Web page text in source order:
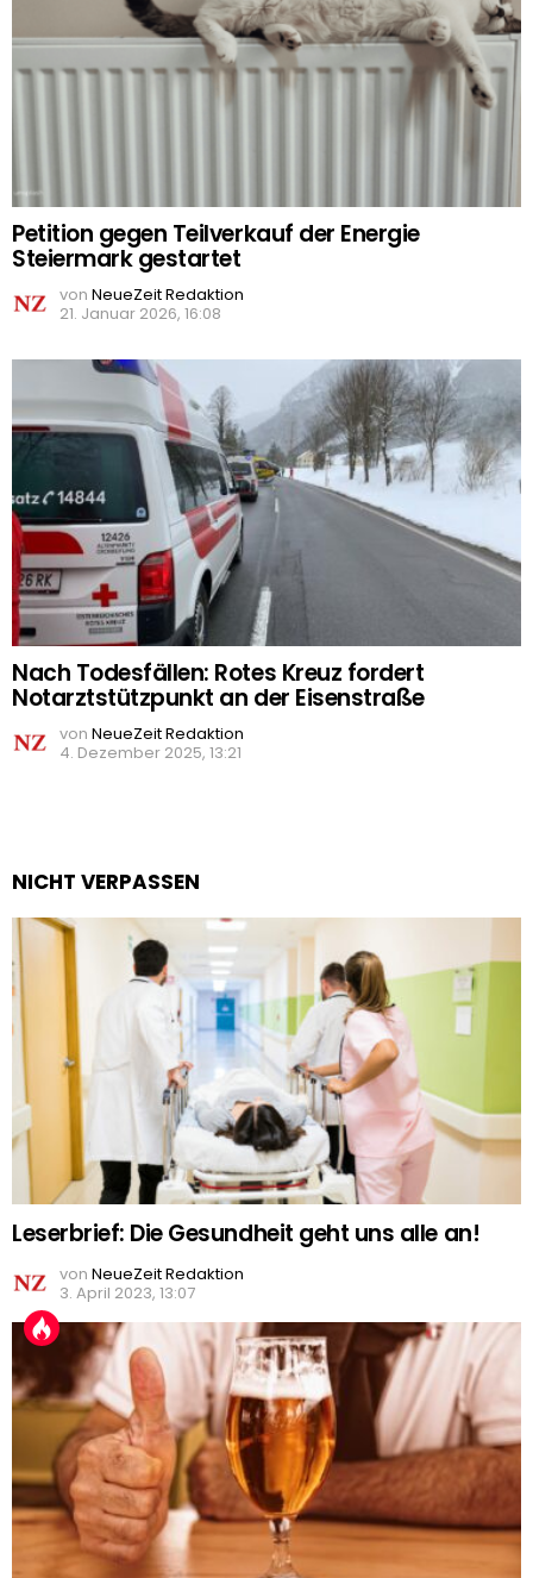
Petition gegen Teilverkauf der Energie
Steiermark gestartet
von NeueZeit Redaktion
21. Januar 2026, 16:08
Nach Todesfällen: Rotes Kreuz fordert
Notarztstützpunkt an der Eisenstraße
von NeueZeit Redaktion
4. Dezember 2025, 13:21
NICHT VERPASSEN
Leserbrief: Die Gesundheit geht uns alle an!
von NeueZeit Redaktion
3. April 2023, 13:07